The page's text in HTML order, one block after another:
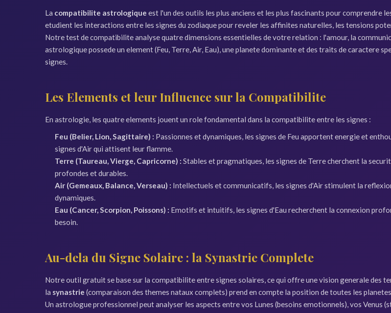
La compatibilite astrologique est l'un des outils les plus anciens et les plus fascinants pour comprendre
etudient les interactions entre les signes du zodiaque pour reveler les affinites naturelles, les tensions
Notre test de compatibilite analyse quatre dimensions essentielles de votre relation : l'amour, la
astrologique possede un element (Feu, Terre, Air, Eau), une planete dominante et des traits de caractere
signes.
Les Elements et leur Influence sur la Compatibilite
En astrologie, les quatre elements jouent un role fondamental dans la compatibilite entre les signes :
Feu (Belier, Lion, Sagittaire) : Passionnes et dynamiques, les signes de Feu apportent energie et
signes d'Air qui attisent leur flamme.
Terre (Taureau, Vierge, Capricorne) : Stables et pragmatiques, les signes de Terre cherchent la
profondes et durables.
Air (Gemeaux, Balance, Verseau) : Intellectuels et communicatifs, les signes d'Air stimulent la
dynamiques.
Eau (Cancer, Scorpion, Poissons) : Emotifs et intuitifs, les signes d'Eau recherchent la connexion
besoin.
Au-dela du Signe Solaire : la Synastrie Complete
Notre outil gratuit se base sur la compatibilite entre signes solaires, ce qui offre une vision generale des
la synastrie (comparaison des themes nataux complets) prend en compte la position de toutes les
Un astrologue professionnel peut analyser les aspects entre vos Lunes (besoins emotionnels), vos Venus